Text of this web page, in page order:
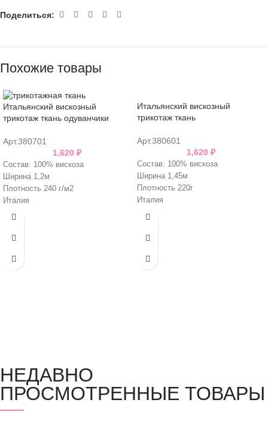
Поделиться:
Похожие товары
Итальянский вискозный
трикотаж ткань одуванчики
Арт.380701
1,620 ₽
Состав: 100% вискоза
Ширина 1,2м
Плотность 240 г/м2
Италия
Итальянский вискозный
трикотаж ткань
Арт.380601
1,620 ₽
Состав: 100% вискоза
Ширина 1,45м
Плотность 220г
Италия
НЕДАВНО
ПРОСМОТРЕННЫЕ ТОВАРЫ